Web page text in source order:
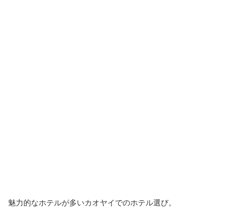
魅力的なホテルが多いカオヤイでのホテル選び。